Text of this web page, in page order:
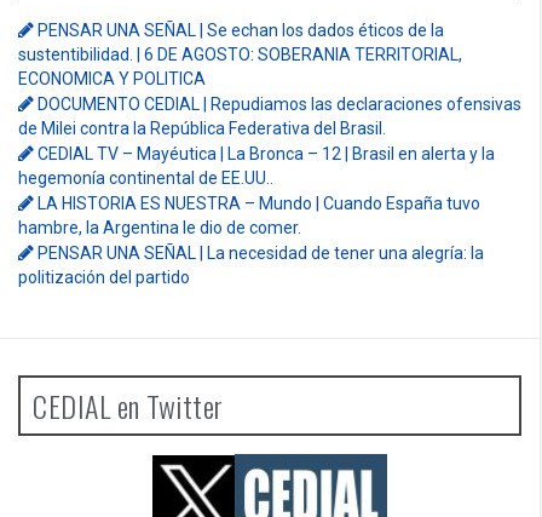
PENSAR UNA SEÑAL | Se echan los dados éticos de la
sustentibilidad. | 6 DE AGOSTO: SOBERANIA TERRITORIAL,
ECONOMICA Y POLITICA
DOCUMENTO CEDIAL | Repudiamos las declaraciones ofensivas
de Milei contra la República Federativa del Brasil.
CEDIAL TV – Mayéutica | La Bronca – 12 | Brasil en alerta y la
hegemonía continental de EE.UU..
LA HISTORIA ES NUESTRA – Mundo | Cuando España tuvo
hambre, la Argentina le dio de comer.
PENSAR UNA SEÑAL | La necesidad de tener una alegría: la
politización del partido
CEDIAL en Twitter